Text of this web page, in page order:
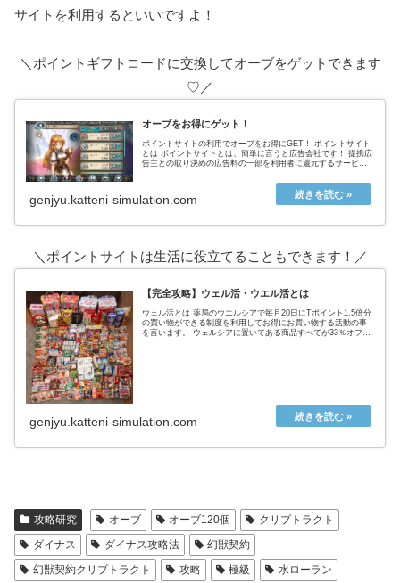
サイトを利用するといいですよ！
＼ポイントギフトコードに交換してオーブをゲットできます
♡／
オーブをお得にゲット！
ポイントサイトの利用でオーブをお得にGET！ ポイントサイト
とは ポイントサイトとは、簡単に言うと広告会社です！ 提携広
告主との取り決めの広告料の一部を利用者に還元するサービス
genjyu.katteni-simulation.com
＼ポイントサイトは生活に役立てることもできます！／
【完全攻略】ウェル活・ウエル活とは
ウェル活とは 薬局のウエルシアで毎月20日にTポイント1.5倍分
の買い物ができる制度を利用してお得にお買い物する活動の事
を言います。 ウェルシアに置いてある商品すべてが33％オフに
genjyu.katteni-simulation.com
攻略研究 オーブ オーブ120個
クリプトラクト
ダイナス
ダイナス攻略法
幻獣契約
幻獣契約クリプトラクト
攻略 極級 水ローラン